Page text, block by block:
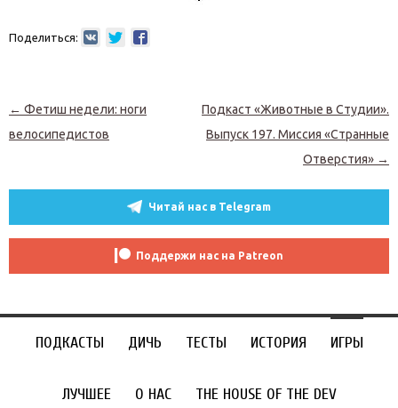
Поделиться:
Навигация по записям
← Фетиш недели: ноги
велосипедистов
Подкаст «Животные в Студии».
Выпуск 197. Миссия «Странные
Отверстия» →
Читай нас в Telegram
Поддержи нас на Patreon
ПОДКАСТЫ ДИЧЬ ТЕСТЫ ИСТОРИЯ ИГРЫ
ЛУЧШЕЕ О НАС THE HOUSE OF THE DEV